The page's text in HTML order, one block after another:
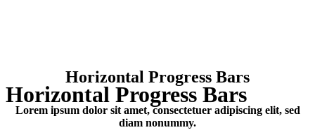
Horizontal Progress Bars
Horizontal Progress Bars
Lorem ipsum dolor sit amet, consectetuer adipiscing elit, sed
diam nonummy.